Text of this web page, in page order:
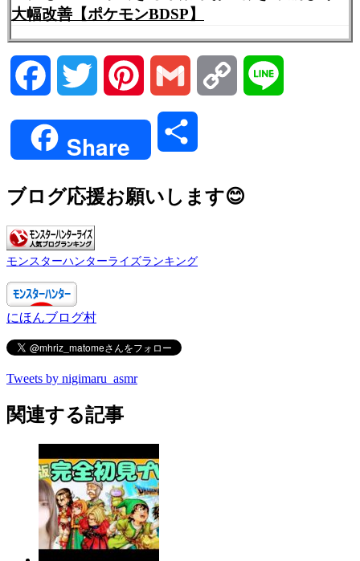
大幅改善【ポケモンBDSP】
Facebook Twitter Pinterest Gmail Copy
Share
ブログ応援お願いします😊
モンスターハンターライズランキング
にほんブログ村
Tweets by nigimaru_asmr
関連する記事